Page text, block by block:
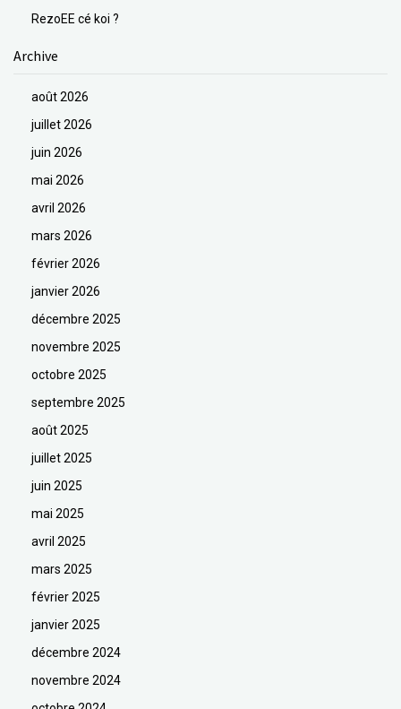
RezoEE cé koi ?
Archive
août 2026
juillet 2026
juin 2026
mai 2026
avril 2026
mars 2026
février 2026
janvier 2026
décembre 2025
novembre 2025
octobre 2025
septembre 2025
août 2025
juillet 2025
juin 2025
mai 2025
avril 2025
mars 2025
février 2025
janvier 2025
décembre 2024
novembre 2024